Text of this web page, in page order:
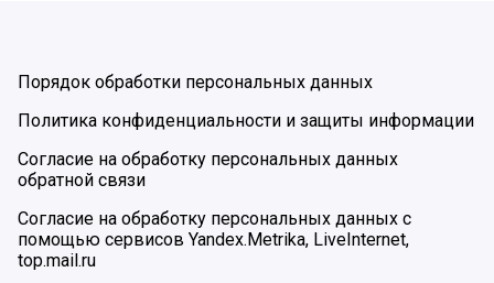
Порядок обработки персональных данных
Политика конфиденциальности и защиты информации
Согласие на обработку персональных данных
обратной связи
Согласие на обработку персональных данных с
помощью сервисов Yandex.Metrika, LiveInternet,
top.mail.ru